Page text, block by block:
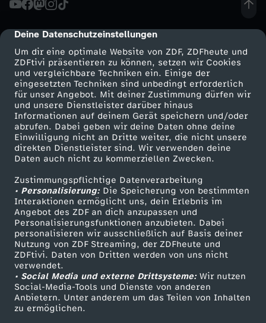
cmp-dialog-description
Deine Datenschutzeinstellungen
Um dir eine optimale Website von ZDF, ZDFheute und
ZDFtivi präsentieren zu können, setzen wir Cookies
und vergleichbare Techniken ein. Einige der
eingesetzten Techniken sind unbedingt erforderlich
für unser Angebot. Mit deiner Zustimmung dürfen wir
und unsere Dienstleister darüber hinaus
Informationen auf deinem Gerät speichern und/oder
abrufen. Dabei geben wir deine Daten ohne deine
Einwilligung nicht an Dritte weiter, die nicht unsere
direkten Dienstleister sind. Wir verwenden deine
Daten auch nicht zu kommerziellen Zwecken.
Zustimmungspflichtige Datenverarbeitung
• Personalisierung:Die Speicherung von bestimmten
Interaktionen ermöglicht uns, dein Erlebnis im
Angebot des ZDF an dich anzupassen und
Personalisierungsfunktionen anzubieten. Dabei
personalisieren wir ausschließlich auf Basis deiner
Nutzung von ZDF Streaming, der ZDFheute und
ZDFtivi. Daten von Dritten werden von uns nicht
verwendet.
• Social Media und externe Drittsysteme:Wir nutzen
Social-Media-Tools und Dienste von anderen
Anbietern. Unter anderem um das Teilen von Inhalten
zu ermöglichen.
:
D
e
r
P
a
l
a
s
t
-
Mehr ZDF
ZDF-Apps
Smart TV
ZDFtext
Livestreams
Sendungen A-Z
TV-Programm
Service
ZDFmitreden
Kontakt zum ZDF
Tickets
Zuschauerservice
Hilfe
ZDF Unternehmen
Karriere